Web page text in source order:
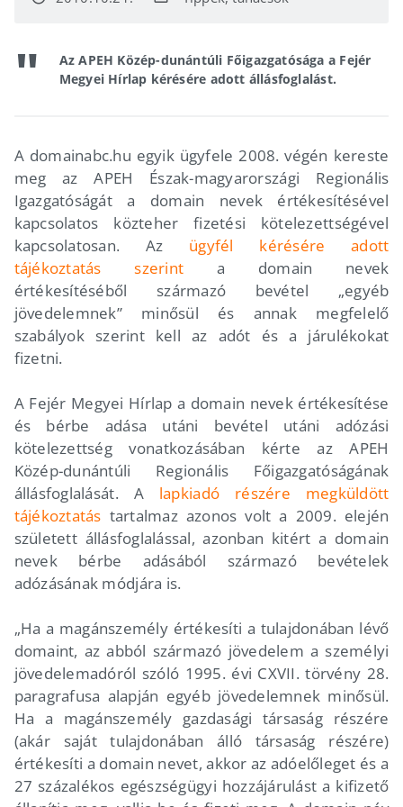
Az APEH Közép-dunántúli Főigazgatósága a Fejér
Megyei Hírlap kérésére adott állásfoglalást.
A domainabc.hu egyik ügyfele 2008. végén kereste
meg az APEH Észak-magyarországi Regionális
Igazgatóságát a domain nevek értékesítésével
kapcsolatos közteher fizetési kötelezettségével
kapcsolatosan. Az ügyfél kérésére adott
tájékoztatás szerint a domain nevek
értékesítéséből származó bevétel „egyéb
jövedelemnek” minősül és annak megfelelő
szabályok szerint kell az adót és a járulékokat
fizetni.
A Fejér Megyei Hírlap a domain nevek értékesítése
és bérbe adása utáni bevétel utáni adózási
kötelezettség vonatkozásában kérte az APEH
Közép-dunántúli Regionális Főigazgatóságának
állásfoglalását. A lapkiadó részére megküldött
tájékoztatás tartalmaz azonos volt a 2009. elején
született állásfoglalással, azonban kitért a domain
nevek bérbe adásából származó bevételek
adózásának módjára is.
„Ha a magánszemély értékesíti a tulajdonában lévő
domaint, az abból származó jövedelem a személyi
jövedelemadóról szóló 1995. évi CXVII. törvény 28.
paragrafusa alapján egyéb jövedelemnek minősül.
Ha a magánszemély gazdasági társaság részére
(akár saját tulajdonában álló társaság részére)
értékesíti a domain nevet, akkor az adóelőleget és a
27 százalékos egészségügyi hozzájárulást a kifizető